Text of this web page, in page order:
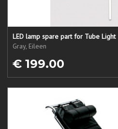
LED lamp spare part for Tube Light
Gray, Eileen
€ 199.00